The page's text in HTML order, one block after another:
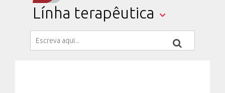
Línha terapêutica